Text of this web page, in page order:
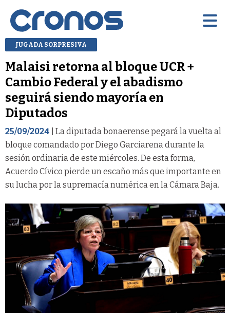
JUGADA SORPRESIVA
Malaisi retorna al bloque UCR +
Cambio Federal y el abadismo
seguirá siendo mayoría en
Diputados
25/09/2024 | La diputada bonaerense pegará la vuelta al
bloque comandado por Diego Garciarena durante la
sesión ordinaria de este miércoles. De esta forma,
Acuerdo Cívico pierde un escaño más que importante en
su lucha por la supremacía numérica en la Cámara Baja.